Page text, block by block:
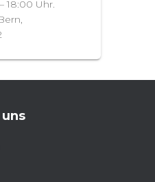
18:00 Uhr.